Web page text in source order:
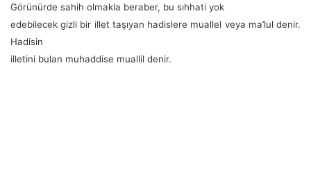
Görünürde sahih olmakla beraber, bu sıhhati yok
edebilecek gizli bir illet taşıyan hadislere muallel veya ma’lul denir.
Hadisin
illetini bulan muhaddise muallil denir.